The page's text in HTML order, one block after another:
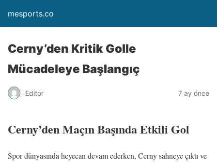
mesports.co
Cerny’den Kritik Golle
Mücadeleye Başlangıç
Editor 7 ay önce
Cerny’den Maçın Başında Etkili Gol
Spor dünyasında heyecan devam ederken, Cerny sahneye çıktı ve